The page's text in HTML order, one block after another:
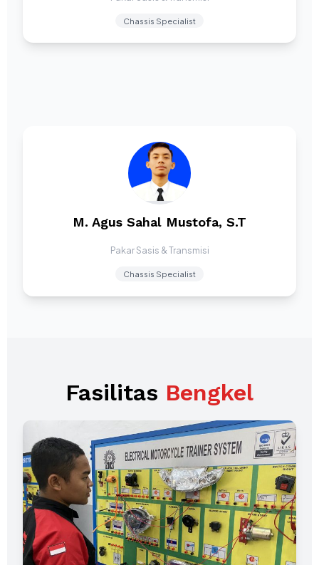
Chassis Specialist
M. Agus Sahal Mustofa, S.T
Pakar Sasis & Transmisi
Chassis Specialist
Fasilitas Bengkel